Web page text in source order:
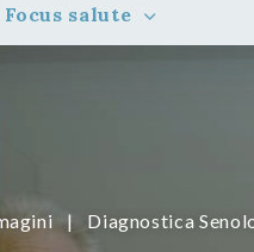
Focus salute
| Diagnostica